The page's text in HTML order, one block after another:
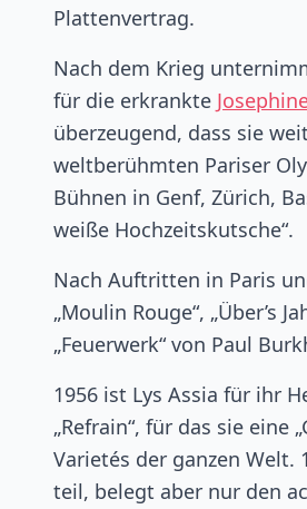
Plattenvertrag.
Nach dem Krieg
für die erkrankte
überzeugend, dass sie
weltberühmten Pariser
Bühnen in Genf, Zürich,
weiße Hochzeitskutsche“.
Nach Auftritten in Paris
„Moulin Rouge“, „Über’s
„Feuerwerk“ von Paul
1956 ist Lys Assia für ihr
„Refrain“, für das sie eine
Varietés der ganzen Welt.
teil, belegt aber nur den